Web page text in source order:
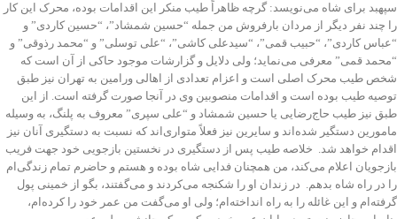
سپهبد برای شاه می‌نویسد: گرچه ظاهراً طیب منکر این اقدامات بوده، محرک این کار
را چند نفر دیگر از مردان بارفروش من جمله “حسین شمشاد”، “حسین کاردی” و
“عباس کاردی”، “حبیب قمی”، “سیدعلی کاشی”، “علی توسلی” و “محمد رذوقی” و
“محمد قمی” معرفی می‌نماید؛ ولی دلایل و گزارشات موجود حاکی از آن است که
شخص طیب محرک اصلی است و اعزام تعدادی از اهالی ورامین به تهران نیز طبق
توصیه طیب بوده است و اقدامات منصوبین وی در آنجا صورت گرفته است. ‌از این
طبق نیز طیب حاج‌رضایی یا حسین شمشاد و “علی سپری” معروف به پلنگ، به وسیله
مامورین دستگیر شده‌اند و سایرین نیز فعلاً متواری‌اند که نسبت به دستگیری آنان نیز
اقدام خواهد شد. ‌ خلاصه طیب پس از دستگیری در نخستین بازجویی خود جهت فریب
بازجویان اعلام می‌کند، من همچنان فدایی شاه بوده و هستم و حاضرم تمام زندگی‌ام
را در راه شاه بدهم. در زندان او را شکنجه می‌کردند و می‌گفتند، بگو از خمینی پول
گرفته‌ام و این غائله را به راه‌ انداخته‌ام؛ ولی او می‌گفت من عمر خود را کرده‌ام،